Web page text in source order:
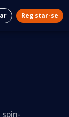
Registar-se
spin-